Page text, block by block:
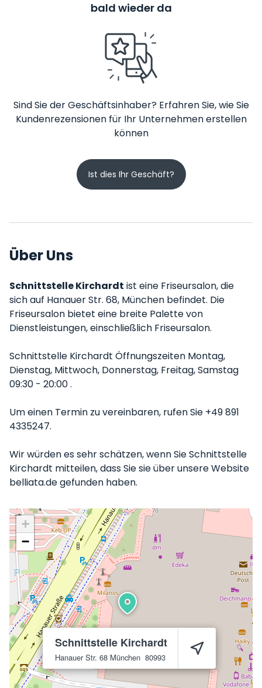
bald wieder da
Sind Sie der Geschäftsinhaber? Erfahren Sie, wie Sie
Kundenrezensionen für Ihr Unternehmen erstellen
können
Ist dies Ihr Geschäft?
Über Uns
Schnittstelle Kirchardt ist eine Friseursalon, die
sich auf Hanauer Str. 68, München befindet. Die
Friseursalon bietet eine breite Palette von
Dienstleistungen, einschließlich Friseursalon.
Schnittstelle Kirchardt Öffnungszeiten Montag,
Dienstag, Mittwoch, Donnerstag, Freitag, Samstag
09:30 - 20:00 .
Um einen Termin zu vereinbaren, rufen Sie +49 891
4335247.
Wir würden es sehr schätzen, wenn Sie Schnittstelle
Kirchardt mitteilen, dass Sie sie über unsere Website
belliata.de gefunden haben.
Schnittstelle Kirchardt
Hanauer Str. 68 München 80993
+
−